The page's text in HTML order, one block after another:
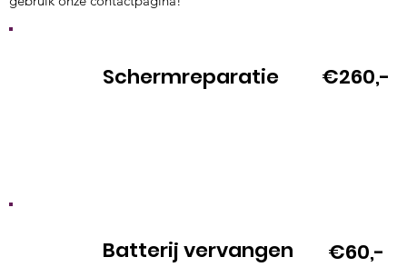
Schermreparatie €260,-
Batterij vervangen €60,-